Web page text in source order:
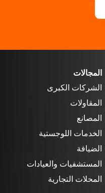
المجالات
الشركات الكبرى
المقاولات
المصانع
الخدمات اللوجستية
الضيافة
المستشفيات والعيادات
المحلات التجارية